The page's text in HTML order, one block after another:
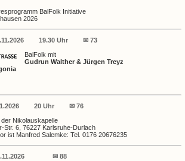
BalFolk Initiative
2026
19.30 Uhr
✉ 73
BalFolk mit
Gudrun Walther & Jürgen Treyz
20 Uhr
✉ 76
der Nikolauskapelle
Str. 6, 76227 Karlsruhe-Durlach
ist Manfred Salemke: Tel. 0176 20676235
✉ 88